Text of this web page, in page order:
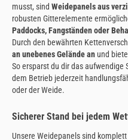
musst, sind Weidepanels aus
robusten Gitterelemente
Paddocks, Fangständen oder
Durch den bewährten
an unebenes Gelände an und
So ersparst du dir das
dem Betrieb jederzeit
oder der Weide.
Sicherer Stand bei jedem
Unsere Weidepanels sind